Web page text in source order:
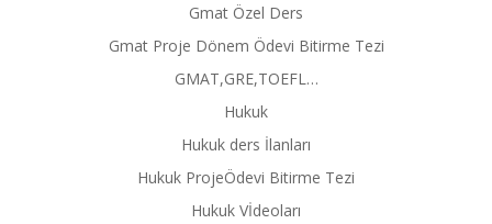
Gmat Özel Ders
Gmat Proje Dönem Ödevi Bitirme Tezi
GMAT,GRE,TOEFL…
Hukuk
Hukuk ders İlanları
Hukuk ProjeÖdevi Bitirme Tezi
Hukuk Vİdeoları